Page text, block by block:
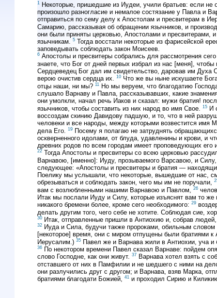
1 Некоторые, пришедшие из Иудеи, учили братьев: если
произошло разногласие и немалое состязание у Павла и
отправиться по сему делу к Апостолам и пресвитерам в
Самарию, рассказывая об обращении язычников, и
они были приняты церковью, Апостолами и пресвитерами,
язычникам. 5 Тогда восстали некоторые из фарисейской
заповедывать соблюдать закон Моисеев.
6 Апостолы и пресвитеры собрались для рассмотрения
знаете, что Бог от дней первых избрал из нас [меня],
Сердцеведец Бог дал им свидетельство, даровав им Духа
верою очистив сердца их. 10 Что же вы ныне искушаете
отцы наши, ни мы? 11
Но мы веруем, что благодатию
слушало Варнаву и Павла, рассказывавших, какие
они умолкли, начал речь Иаков и сказал: мужи братия!
язычников, чтобы составить из них народ во имя Свое.
15 И
воссоздам скинию Давидову падшую, и то, что в ней
человеки и все народы, между которыми возвестится имя
дела Его.
19 Посему я полагаю не затруднять
оскверненного идолами, от блуда, удавленины и крови, и
древних родов по всем городам имеет проповедующих его
22 Тогда Апостолы и пресвитеры со всею церковью
Варнавою, [именно]: Иуду, прозываемого Варсавою, и
следующее: «Апостолы и пресвитеры и братия —
Поелику мы услышали, что некоторые, вышедшие от нас,
обрезываться и соблюдать закон, чего мы им не поручали,
вам с возлюбленными нашими Варнавою и Павлом, 26
Итак мы послали Иуду и Силу, которые изъяснят вам то
никакого бремени более, кроме сего необходимого: 29
делать другим того, чего себе не хотите. Соблюдая сие,
30 Итак, отправленные пришли в Антиохию и, собрав
32 Иуда и Сила, будучи также пророками, обильным
[некоторое] время, они с миром отпущены были братиями
Иерусалим.) 35 Павел же и Варнава жили в Антиохии, уча и
36 По некотором времени Павел сказал Варнаве: пойдем
слово Господне, как они живут. 37 Варнава хотел взять с
отставшего от них в Памфилии и не шедшего с ними на
они разлучились друг с другом; и Варнава, взяв Марка,
братиями благодати Божией, 41 и проходил Сирию и